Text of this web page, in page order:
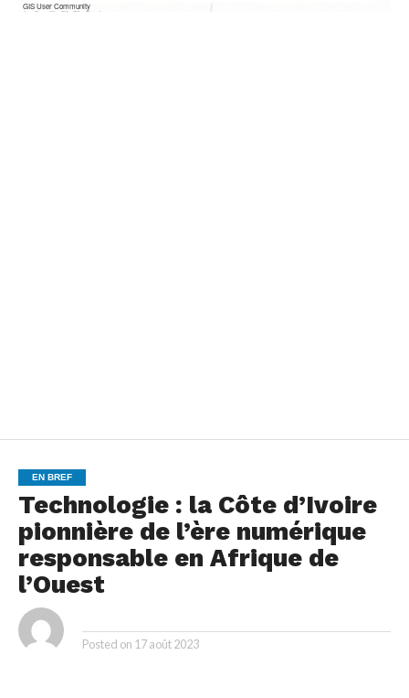
EN BREF
Technologie : la Côte d’Ivoire
pionnière de l’ère numérique
responsable en Afrique de
l’Ouest
Posted on 17 août 2023